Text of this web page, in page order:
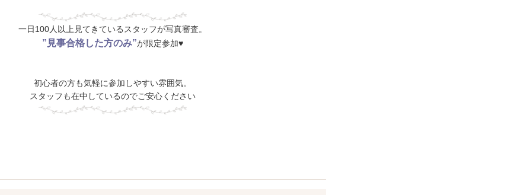
一日100人以上見てきているスタッフが写真審査。
”見事合格した方のみ”が限定参加♥
初心者の方も気軽に参加しやすい雰囲気。
スタッフも在中しているのでご安心ください